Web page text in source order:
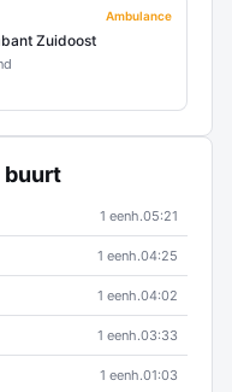
Ambulance
Zuidoost
buurt
1 eenh.05:21
1 eenh.04:25
1 eenh.04:02
1 eenh.03:33
1 eenh.01:03